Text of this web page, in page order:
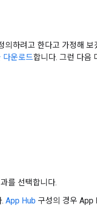
하려고 한다고 가정해 보
다운로드합니다. 그런 다음
를 선택합니다.
App Hub 구성의 경우 App